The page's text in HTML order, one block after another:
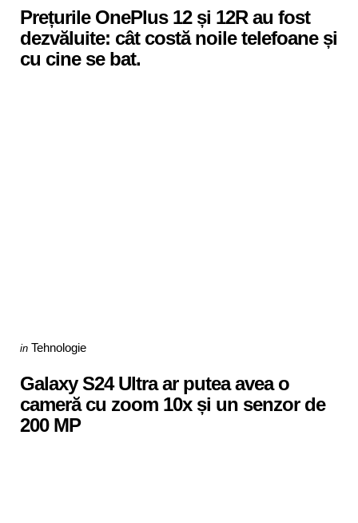
Prețurile OnePlus 12 și 12R au fost
dezvăluite: cât costă noile telefoane și
cu cine se bat.
Categories
Posted
in Tehnologie
Galaxy S24 Ultra ar putea avea o
cameră cu zoom 10x și un senzor de
200 MP